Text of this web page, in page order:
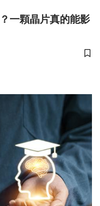
一顆晶片真的能影
儲